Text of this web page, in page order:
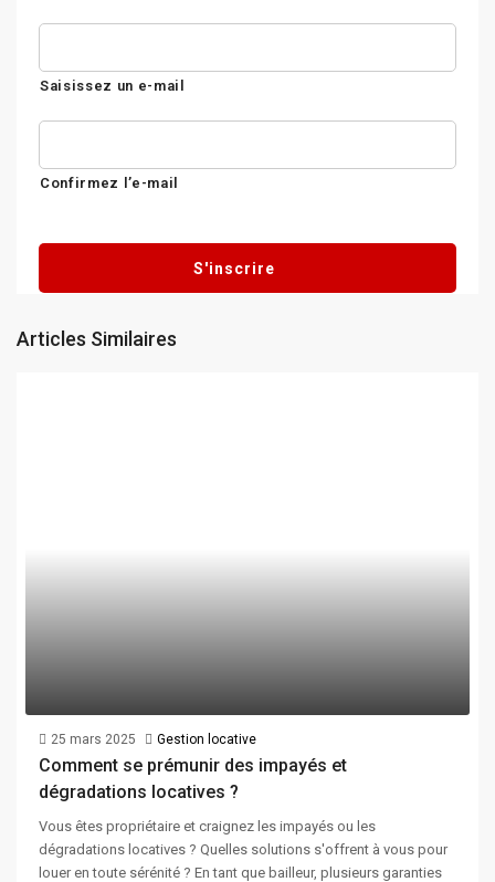
Saisissez un e-mail
Confirmez l’e-mail
Articles Similaires
25 mars 2025 Gestion locative
Comment se prémunir des impayés et
dégradations locatives ?
Vous êtes propriétaire et craignez les impayés ou les
dégradations locatives ? Quelles solutions s'offrent à vous pour
louer en toute sérénité ? En tant que bailleur, plusieurs garanties